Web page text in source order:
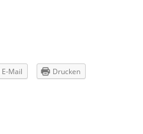
E-Mail Drucken